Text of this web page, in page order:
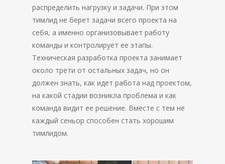
распределить нагрузку и задачи. При этом
тимлид не берет задачи всего проекта на
себя, а именно организовывает работу
команды и контролирует ее этапы.
Техническая разработка проекта занимает
около трети от остальных задач, но он
должен знать, как идет работа над проектом,
на какой стадии возникла проблема и как
команда видит ее решение. Вместе с тем не
каждый сеньор способен стать хорошим
тимлидом.